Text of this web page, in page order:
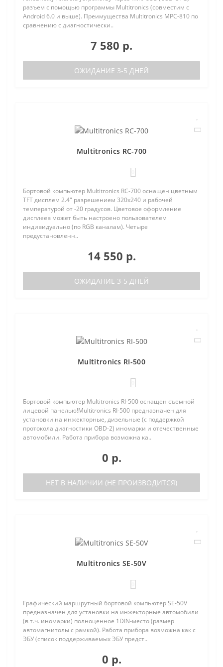
разъем с помощью программы Multitronics (совместим с
Android 6.0 и выше). Преимущества Multitronics MPC-810 по
сравнению с диагностически..
7 580 р.
ОЖИДАНИЕ 3-5 ДНЕЙ
Multitronics RC-700
Бортовой компьютер Multitronics RC-700 оснащен цветным
TFT дисплем 2.4" разрешением 320х240 и рабочей
температурой от -20 градусов. Цветовое оформление
дисплеев может быть настроено пользователем
индивидуально (по RGB каналам). Четыре
предустановленн..
14 550 р.
ОЖИДАНИЕ 3-5 ДНЕЙ
Multitronics RI-500
Бортовой компьютер Multitronics RI-500 оснащен съемной
лицевой панелью!Multitronics RI-500 предназначен для
установки на инжекторные, дизельные (с поддержкой
протокола диагностики OBD-2) иномарки и отечественные
автомобили. Работа прибора возможна ка..
0 р.
НЕТ В НАЛИЧИИ (НЕ ПРОИЗВОДИТСЯ)
Multitronics SE-50V
Графический маршрутный бортовой компьютер SE-50V
предназначен для установки на инжекторные автомобили
(в т.ч. иномарки) полноценное 1DIN-место (размер
автомагнитолы с рамкой). Работа прибора возможна как с
ЭБУ (список поддерживаемых ЭБУ предст..
0 р.